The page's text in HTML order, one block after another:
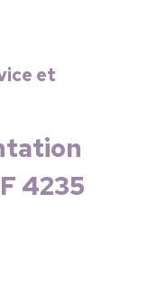
et
4235